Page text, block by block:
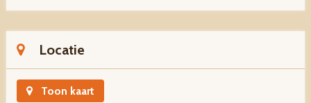
Locatie
Toon kaart